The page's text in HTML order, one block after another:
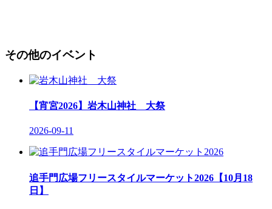
その他のイベント
【宵宮2026】岩木山神社 大祭
2026-09-11
追手門広場フリースタイルマーケット2026【10月18
日】